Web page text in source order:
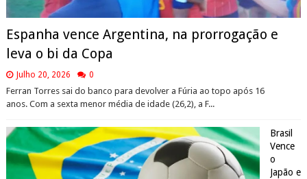
Espanha vence Argentina, na prorrogação e
leva o bi da Copa
Julho 20, 2026 0
Ferran Torres sai do banco para devolver a Fúria ao topo após 16
anos. Com a sexta menor média de idade (26,2), a F...
Brasil
Vence
o
Japão e